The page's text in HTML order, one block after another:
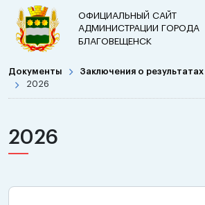
ОФИЦИАЛЬНЫЙ САЙТ
АДМИНИСТРАЦИИ ГОРОДА
БЛАГОВЕЩЕНСК
Документы Заключения о
2026
2026